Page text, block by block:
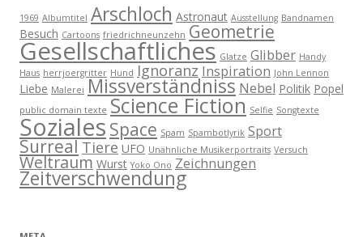
1969 Albumtitel Arschloch Astronaut Ausstellung Bandnamen
Besuch Cartoons friedrichneunzehn Geometrie
Gesellschaftliches Glatze Glibber Handy
Haus herrjoergritter Hund Ignoranz Inspiration John Lennon
Liebe Malerei Missverständniss Nebel Politik Popel
public domain texte Science Fiction Selfie Songtexte
Soziales Space Spam Spambotlyrik Sport
Surreal Tiere UFO Unähnliche Musikerportraits Versuch
Weltraum Wurst Yoko Ono Zeichnungen
Zeitverschwendung